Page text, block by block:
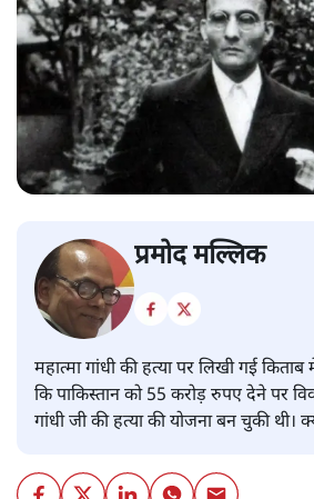
प्रमोद मल्लिक
महात्मा गांधी की हत्या पर लिखी गई किताब
कि पाकिस्तान को 55 करोड़ रुपए देने पर
गांधी जी की हत्या की योजना बन चुकी थी।